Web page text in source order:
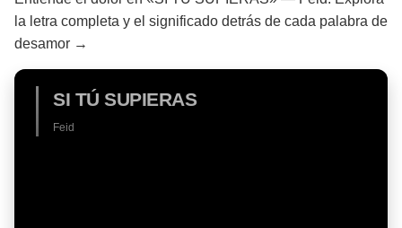
la letra completa y el significado detrás de cada palabra de
desamor →
SI TÚ SUPIERAS
Feid